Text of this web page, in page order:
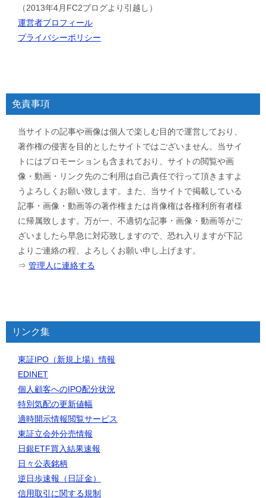
（2013年4月FC2ブログより引越し）
運営者プロフィール
プライバシーポリシー
免責事項
当サイトの記事や画像は個人で楽しむ目的で運営しており、
著作権の侵害を目的としたサイトではございません。当サイ
トにはプロモーションも含まれており、サイトの閲覧や画
像・動画・リンク先のご利用は自己責任で行って頂きますよ
うよろしくお願い致します。また、当サイトで掲載している
記事・画像・動画等の著作権または肖像権は各権利所有者様
に帰属致します。万が一、不適切な記事・画像・動画等がご
ざいましたら早急に対応致しますので、恐れ入りますが下記
よりご連絡の程、よろしくお願い申し上げます。
⇒ 管理人に連絡する
リンク集
東証IPO（新規上場）情報
EDINET
個人顧客へのIPO配分状況
特別気配の更新値幅
適時開示情報閲覧サービス
東証立会外分売情報
日銀ETF買入結果速報
日々公表銘柄
逆日歩速報（日証金）
信用取引に関する規制